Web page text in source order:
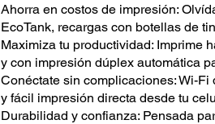
Ahorra en costos de impresión:
EcoTank, recargas con botellas de
Maximiza tu productividad: Imprime
y con impresión dúplex automática
Conéctate sin complicaciones: Wi-
y fácil impresión directa desde tu
Durabilidad y confianza: Pensada